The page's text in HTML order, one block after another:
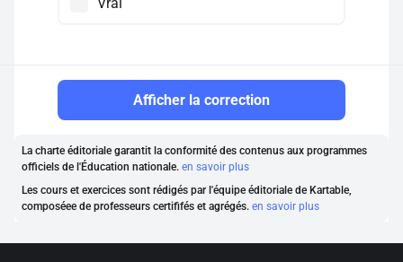
Afficher la correction
La charte éditoriale garantit la conformité des contenus aux programmes
officiels de l'Éducation nationale. en savoir plus
Les cours et exercices sont rédigés par l'équipe éditoriale de Kartable,
composéee de professeurs certififés et agrégés. en savoir plus